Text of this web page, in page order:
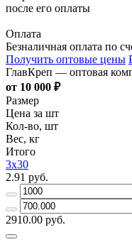
после его оплаты
Оплата
Безналичная оплата по
Получить оптовые цены
ГлавКреп — оптовая
от 10 000 ₽
Размер
Цена за шт
Кол-во, шт
Вес, кг
Итого
3х30
2.91 руб.
2910.00 руб.